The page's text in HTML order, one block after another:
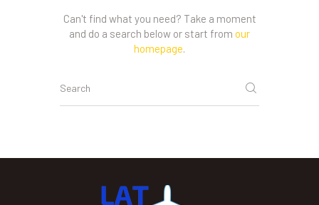
Can't find what you need? Take a moment
and do a search below or start from our
homepage.